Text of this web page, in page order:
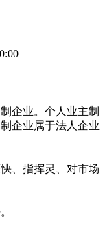
企业。个人业主制
企业属于法人企业
、指挥灵、对市场